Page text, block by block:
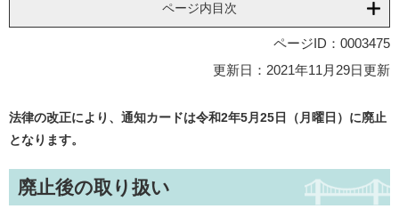
ページ内目次
ページID：0003475
更新日：2021年11月29日更新
法律の改正により、通知カードは令和2年5月25日（月曜日）に廃止
となります。
廃止後の取り扱い